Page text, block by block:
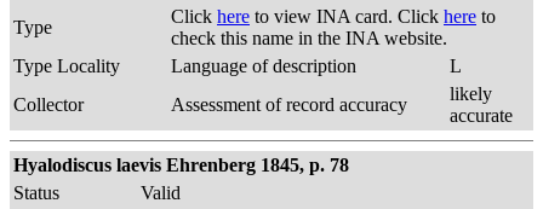
Type
Click here to view INA card. Click here to
check this name in the INA website.
Type Locality
Language of description
L
Collector
Assessment of record accuracy
likely
accurate
Hyalodiscus laevis Ehrenberg 1845, p. 78
Status
Valid